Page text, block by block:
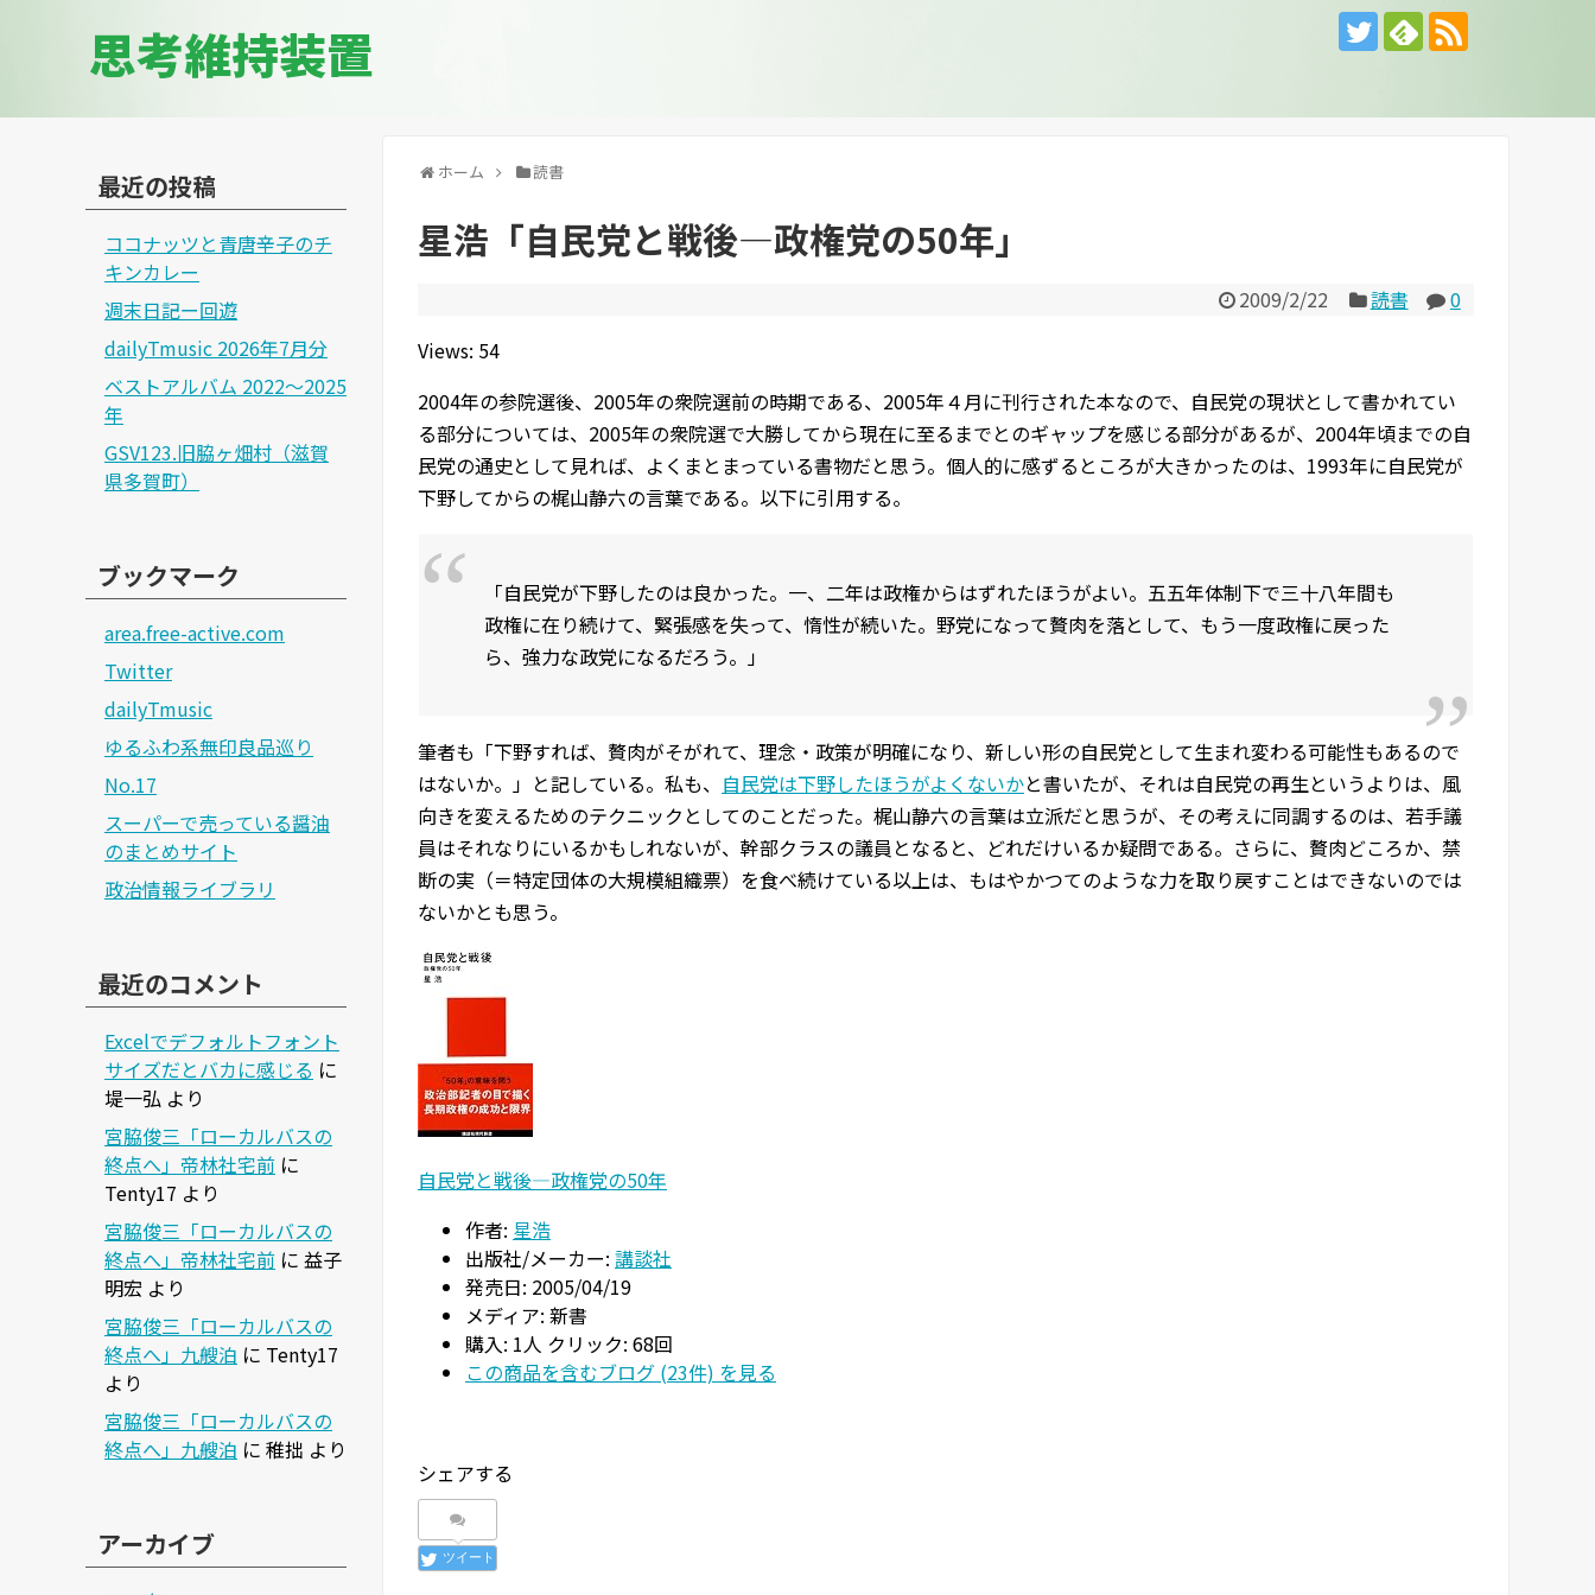
思考維持装置
ホーム 読書
星浩「自民党と戦後―政権党の50年」
2009/2/22 読書
0
Views: 54
2004年の参院選後、2005年の衆院選前の時期である、2005年４月に刊行された本なので、自民党の現状として書かれてい
る部分については、2005年の衆院選で大勝してから現在に至るまでとのギャップを感じる部分があるが、2004年頃までの自
民党の通史として見れば、よくまとまっている書物だと思う。個人的に感ずるところが大きかったのは、1993年に自民党が
下野してからの梶山静六の言葉である。以下に引用する。
「自民党が下野したのは良かった。一、二年は政権からはずれたほうがよい。五五年体制下で三十八年間も
政権に在り続けて、緊張感を失って、惰性が続いた。野党になって贅肉を落として、もう一度政権に戻った
ら、強力な政党になるだろう。」
筆者も「下野すれば、贅肉がそがれて、理念・政策が明確になり、新しい形の自民党として生まれ変わる可能性もあるので
はないか。」と記している。私も、 自民党は下野したほうがよくないかと書いたが、それは自民党の再生というよりは、風
向きを変えるためのテクニックとしてのことだった。梶山静六の言葉は立派だと思うが、その考えに同調するのは、若手議
員はそれなりにいるかもしれないが、幹部クラスの議員となると、どれだけいるか疑問である。さらに、贅肉どころか、禁
断の実（＝特定団体の大規模組織票）を食べ続けている以上は、もはやかつてのような力を取り戻すことはできないのでは
ないかとも思う。
自民党と戦後―政権党の50年
作者: 星浩
出版社/メーカー: 講談社
発売日: 2005/04/19
メディア: 新書
購入: 1人 クリック: 68回
この商品を含むブログ (23件) を見る
シェアする
ツイート
最近の投稿
ココナッツと青唐辛子のチ
キンカレー
週末日記ー回遊
dailyTmusic 2026年7月分
ベストアルバム 2022～2025
年
GSV123.旧脇ヶ畑村（滋賀
県多賀町）
ブックマーク
area.free-active.com
Twitter
dailyTmusic
ゆるふわ系無印良品巡り
No.17
スーパーで売っている醤油
のまとめサイト
政治情報ライブラリ
最近のコメント
Excelでデフォルトフォント
サイズだとバカに感じる に
堤一弘 より
宮脇俊三「ローカルバスの
終点へ」帝林社宅前 に
Tenty17 より
宮脇俊三「ローカルバスの
終点へ」帝林社宅前 に 益子
明宏 より
宮脇俊三「ローカルバスの
終点へ」九艘泊 に Tenty17
より
宮脇俊三「ローカルバスの
終点へ」九艘泊 に 稚拙 より
アーカイブ